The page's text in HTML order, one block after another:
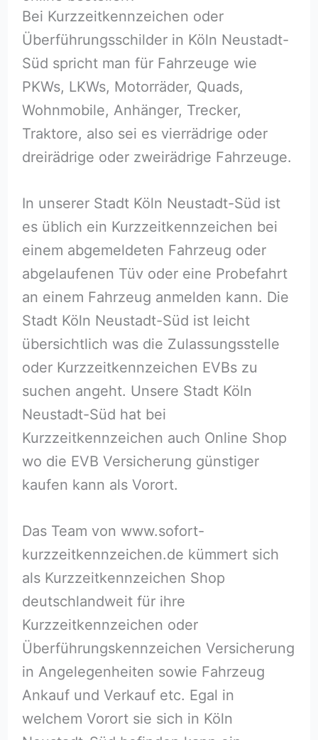
Bei Kurzzeitkennzeichen oder
Überführungsschilder in Köln Neustadt-
Süd spricht man für Fahrzeuge wie
PKWs, LKWs, Motorräder, Quads,
Wohnmobile, Anhänger, Trecker,
Traktore, also sei es vierrädrige oder
dreirädrige oder zweirädrige Fahrzeuge.
In unserer Stadt Köln Neustadt-Süd ist
es üblich ein Kurzzeitkennzeichen bei
einem abgemeldeten Fahrzeug oder
abgelaufenen Tüv oder eine Probefahrt
an einem Fahrzeug anmelden kann. Die
Stadt Köln Neustadt-Süd ist leicht
übersichtlich was die Zulassungsstelle
oder Kurzzeitkennzeichen EVBs zu
suchen angeht. Unsere Stadt Köln
Neustadt-Süd hat bei
Kurzzeitkennzeichen auch Online Shop
wo die EVB Versicherung günstiger
kaufen kann als Vorort.
Das Team von www.sofort-
kurzzeitkennzeichen.de kümmert sich
als Kurzzeitkennzeichen Shop
deutschlandweit für ihre
Kurzzeitkennzeichen oder
Überführungskennzeichen Versicherung
in Angelegenheiten sowie Fahrzeug
Ankauf und Verkauf etc. Egal in
welchem Vorort sie sich in Köln